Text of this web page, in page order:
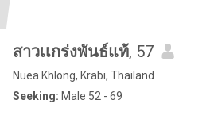
สาวเเกร่งพันธ์แท้, 57
Nuea Khlong, Krabi, Thailand
Seeking: Male 52 - 69